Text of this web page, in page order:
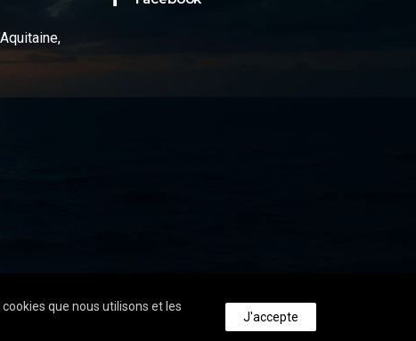
que nous utilisons et les
J'accepte